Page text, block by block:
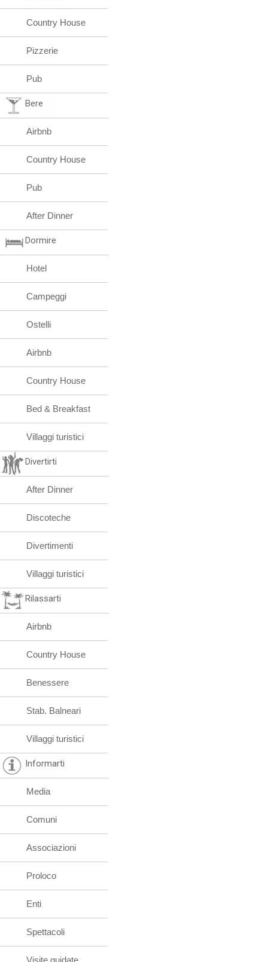
Country House
Pizzerie
Pub
Bere
Airbnb
Country House
Pub
After Dinner
Dormire
Hotel
Campeggi
Ostelli
Airbnb
Country House
Bed & Breakfast
Villaggi turistici
Divertirti
After Dinner
Discoteche
Divertimenti
Villaggi turistici
Rilassarti
Airbnb
Country House
Benessere
Stab. Balneari
Villaggi turistici
Informarti
Media
Comuni
Associazioni
Proloco
Enti
Spettacoli
Visite guidate